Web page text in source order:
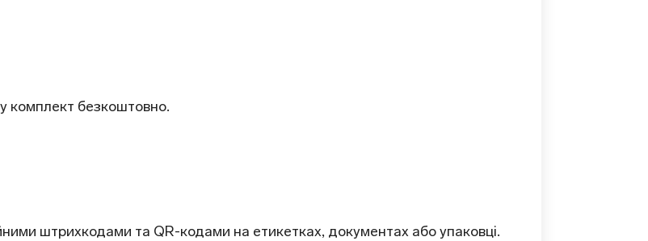
комплект безкоштовно.
штрихкодами та QR-кодами на етикетках, документах або упаковці.